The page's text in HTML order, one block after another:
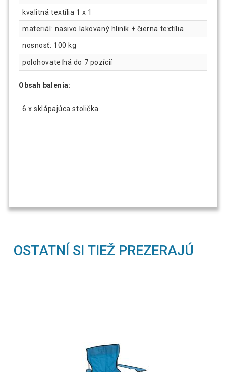
kvalitná textília 1 x 1
materiál: nasivo lakovaný hliník + čierna textília
nosnosť: 100 kg
polohovateľná do 7 pozícií
Obsah balenia:
6 x sklápajúca stolička
OSTATNÍ SI TIEŽ PREZERAJÚ